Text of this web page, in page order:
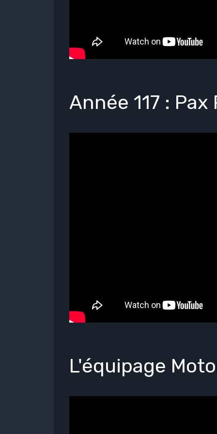
Année 117 : Pax
L'équipage